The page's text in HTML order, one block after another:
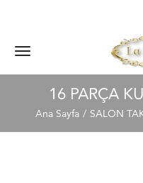
16 PARÇA
Ana Sayfa SALON